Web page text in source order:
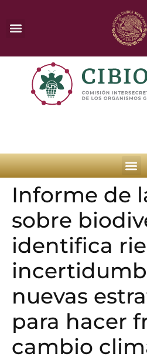
Informe de
sobre
identifica
nuevas
para hacer
cambio